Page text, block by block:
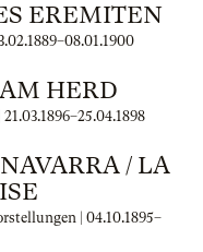
EREMITEN
–08.01.1900
HERD
21.03.1896–25.04.1898
/ LA
| 04.10.1895–